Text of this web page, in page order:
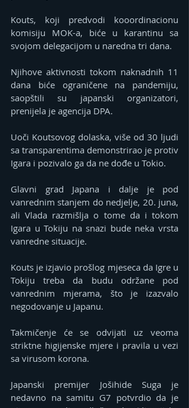
Kouts, koji predvodi kooordinacionu
komisiju MOK-a, biće u karantinu sa
svojom delegacijom u naredna tri dana.
Njihove aktivnosti tokom naknadnih 11
dana biće ograničene na pandemiju,
saopštili su japanski organizatori,
prenijela je agencija DPA.
Uoči Koutsovog dolaska, više od 30 ljudi
sa transparentima demonstrirao je protiv
Igara i pozivalo ga da ne dođe u Tokio.
Glavni grad Јapana i dalje je pod
vanrednim stanjem do nedjelje, 20. juna,
ali Vlada razmišlja o tome da i tokom
Igara u Tokiju na snazi bude neka vrsta
vanredne situacije.
Kouts je izjavio prošlog mjeseca da Igre u
Tokiju treba da budu održane pod
vanrednim mjerama, što je izazvalo
negodovanje u Јapanu.
Takmičenje će se odvijati uz veoma
striktne higijenske mjere i pravila u vezi
sa virusom korona.
Јapanski premijer Јošihide Suga je
nedavno na samitu G7 potvrdio da je